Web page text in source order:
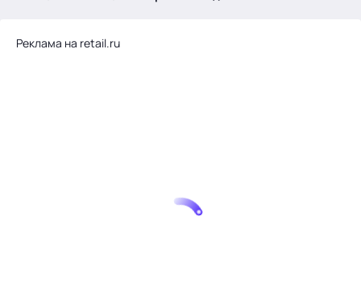
Реклама на retail.ru